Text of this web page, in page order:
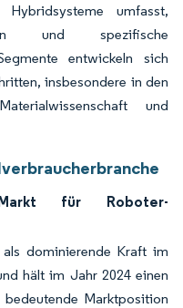
umfasst,
und spezifische
entwickeln sich
insbesondere in den
und
für Roboter-
dominierende Kraft im
hält im Jahr 2024 einen
Marktposition